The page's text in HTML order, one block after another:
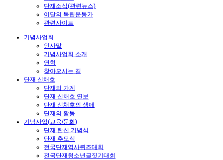
단재소식(관련뉴스)
이달의 독립운동가
관련사이트
기념사업회
인사말
기념사업회 소개
연혁
찾아오시는 길
단재 신채호
단재의 가계
단재 신채호 연보
단재 신채호의 생애
단재의 활동
기념사업(교육/문화)
단재 탄신 기념식
단재 추모식
전국단재역사퀴즈대회
전국단재청소년글짓기대회